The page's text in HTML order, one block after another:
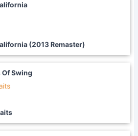
(2013 Remaster)
Swing